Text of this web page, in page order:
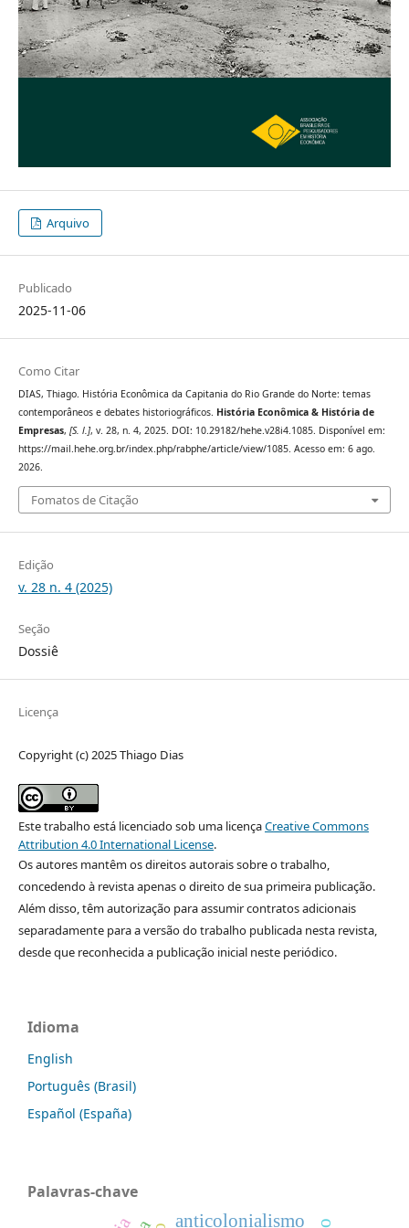
Arquivo
Publicado
2025-11-06
Como Citar
DIAS, Thiago. História Econômica da Capitania do Rio Grande do Norte: temas
contemporâneos e debates historiográficos. História Econômica & História de
Empresas, [S. l.], v. 28, n. 4, 2025. DOI: 10.29182/hehe.v28i4.1085. Disponível em:
https://mail.hehe.org.br/index.php/rabphe/article/view/1085. Acesso em: 6 ago.
2026.
Fomatos de Citação
Edição
v. 28 n. 4 (2025)
Seção
Dossiê
Licença
Copyright (c) 2025 Thiago Dias
Este trabalho está licenciado sob uma licençaCreative Commons
Attribution 4.0 International License.
Os autores mantêm os direitos autorais sobre o trabalho,
concedendo à revista apenas o direito de sua primeira publicação.
Além disso, têm autorização para assumir contratos adicionais
separadamente para a versão do trabalho publicada nesta revista,
desde que reconhecida a publicação inicial neste periódico.
Idioma
English
Português (Brasil)
Español (España)
Palavras-chave
anticolonialismo